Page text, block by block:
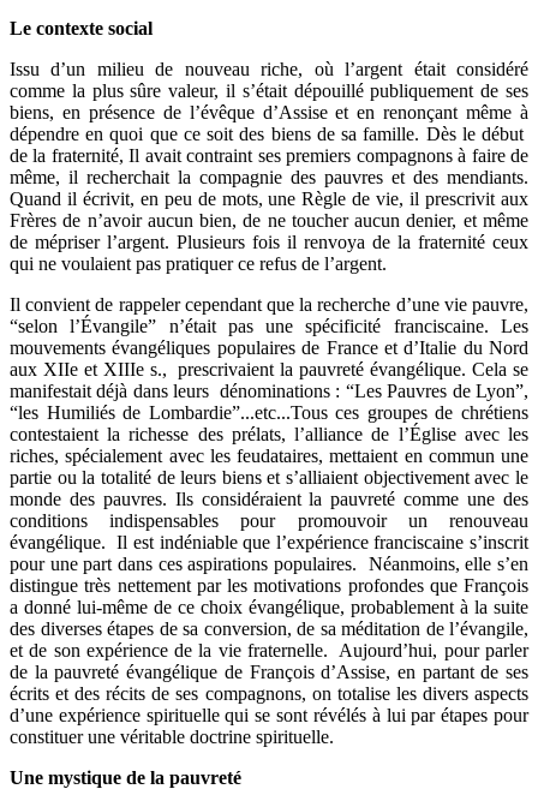
Le contexte social
Issu d’un milieu de nouveau riche, où l’argent était considéré
comme la plus sûre valeur, il s’était dépouillé publiquement de ses
biens, en présence de l’évêque d’Assise et en renonçant même à
dépendre en quoi que ce soit des biens de sa famille. Dès le début
de la fraternité, Il avait contraint ses premiers compagnons à faire de
même, il recherchait la compagnie des pauvres et des mendiants.
Quand il écrivit, en peu de mots, une Règle de vie, il prescrivit aux
Frères de n’avoir aucun bien, de ne toucher aucun denier, et même
de mépriser l’argent. Plusieurs fois il renvoya de la fraternité ceux
qui ne voulaient pas pratiquer ce refus de l’argent.
Il convient de rappeler cependant que la recherche d’une vie pauvre,
“selon l’Évangile” n’était pas une spécificité franciscaine. Les
mouvements évangéliques populaires de France et d’Italie du Nord
aux XIIe et XIIIe s., prescrivaient la pauvreté évangélique. Cela se
manifestait déjà dans leurs dénominations : “Les Pauvres de Lyon”,
“les Humiliés de Lombardie”...etc...Tous ces groupes de chrétiens
contestaient la richesse des prélats, l’alliance de l’Église avec les
riches, spécialement avec les feudataires, mettaient en commun une
partie ou la totalité de leurs biens et s’alliaient objectivement avec le
monde des pauvres. Ils considéraient la pauvreté comme une des
conditions indispensables pour promouvoir un renouveau
évangélique. Il est indéniable que l’expérience franciscaine s’inscrit
pour une part dans ces aspirations populaires. Néanmoins, elle s’en
distingue très nettement par les motivations profondes que François
a donné lui-même de ce choix évangélique, probablement à la suite
des diverses étapes de sa conversion, de sa méditation de l’évangile,
et de son expérience de la vie fraternelle. Aujourd’hui, pour parler
de la pauvreté évangélique de François d’Assise, en partant de ses
écrits et des récits de ses compagnons, on totalise les divers aspects
d’une expérience spirituelle qui se sont révélés à lui par étapes pour
constituer une véritable doctrine spirituelle.
Une mystique de la pauvreté